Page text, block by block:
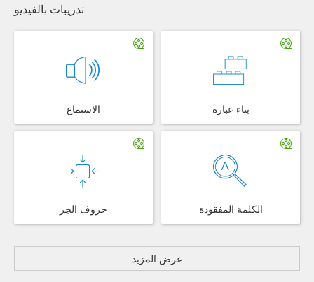
تدريبات بالفيديو
الاستماع بناء عبارة
حروف الجر الكلمة المفقودة
عرض المزيد